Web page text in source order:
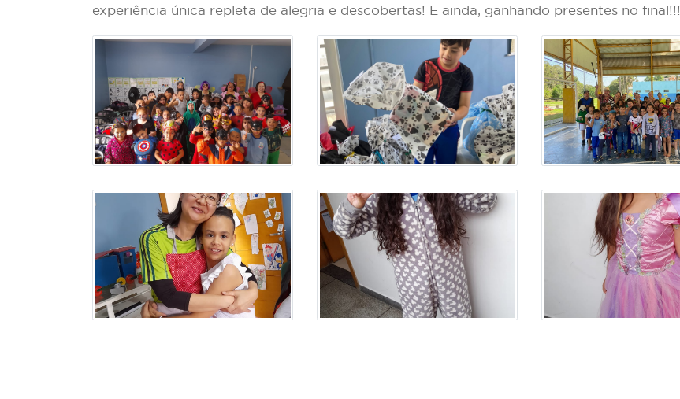
experiência única repleta de alegria e descobertas! E ainda, ganhando presentes no final!!!